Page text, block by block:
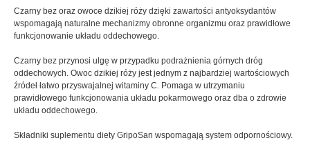
Czarny bez oraz owoce dzikiej róży dzięki zawartości antyoksydantów
wspomagają naturalne mechanizmy obronne organizmu oraz prawidłowe
funkcjonowanie układu oddechowego.
Czarny bez przynosi ulgę w przypadku podrażnienia górnych dróg
oddechowych. Owoc dzikiej róży jest jednym z najbardziej wartościowych
źródeł łatwo przyswajalnej witaminy C. Pomaga w utrzymaniu
prawidłowego funkcjonowania układu pokarmowego oraz dba o zdrowie
układu oddechowego.
Składniki suplementu diety GripoSan wspomagają system odpornościowy.